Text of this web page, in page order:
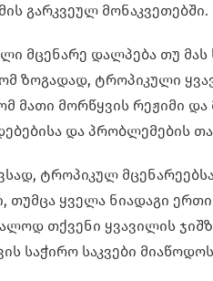
გარკვეულ მონაკვეთებში.
მცენარე დალპება თუ მას
ზოგადად, ტროპიკული
მათი მორწყვის რეჟიმი
და პრობლემების
ტროპიკულ
თუმცა ყველა ნიადაგი
თქვენი ყვავილის
საჭირო საკვები